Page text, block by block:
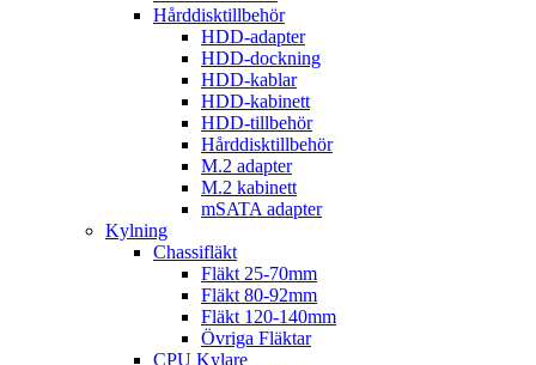
Hårddisktillbehör
HDD-adapter
HDD-dockning
HDD-kablar
HDD-kabinett
HDD-tillbehör
Hårddisktillbehör
M.2 adapter
M.2 kabinett
mSATA adapter
Kylning
Chassifläkt
Fläkt 25-70mm
Fläkt 80-92mm
Fläkt 120-140mm
Övriga Fläktar
CPU Kylare